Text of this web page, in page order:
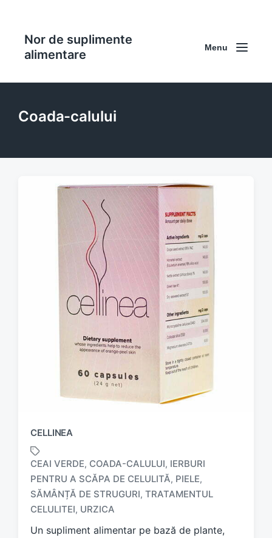
Nor de suplimente
alimentare
Menu
Coada-calului
CELLINEA
a
g
g
CEAI VERDE, COADA-CALULUI, IERBURI
PENTRU A SCĂPA DE CELULITĂ, PIELE,
SĂMÂNȚĂ DE STRUGURI, TRATAMENTUL
CELULITEI, URZICA
Un supliment alimentar pe bază de plante,